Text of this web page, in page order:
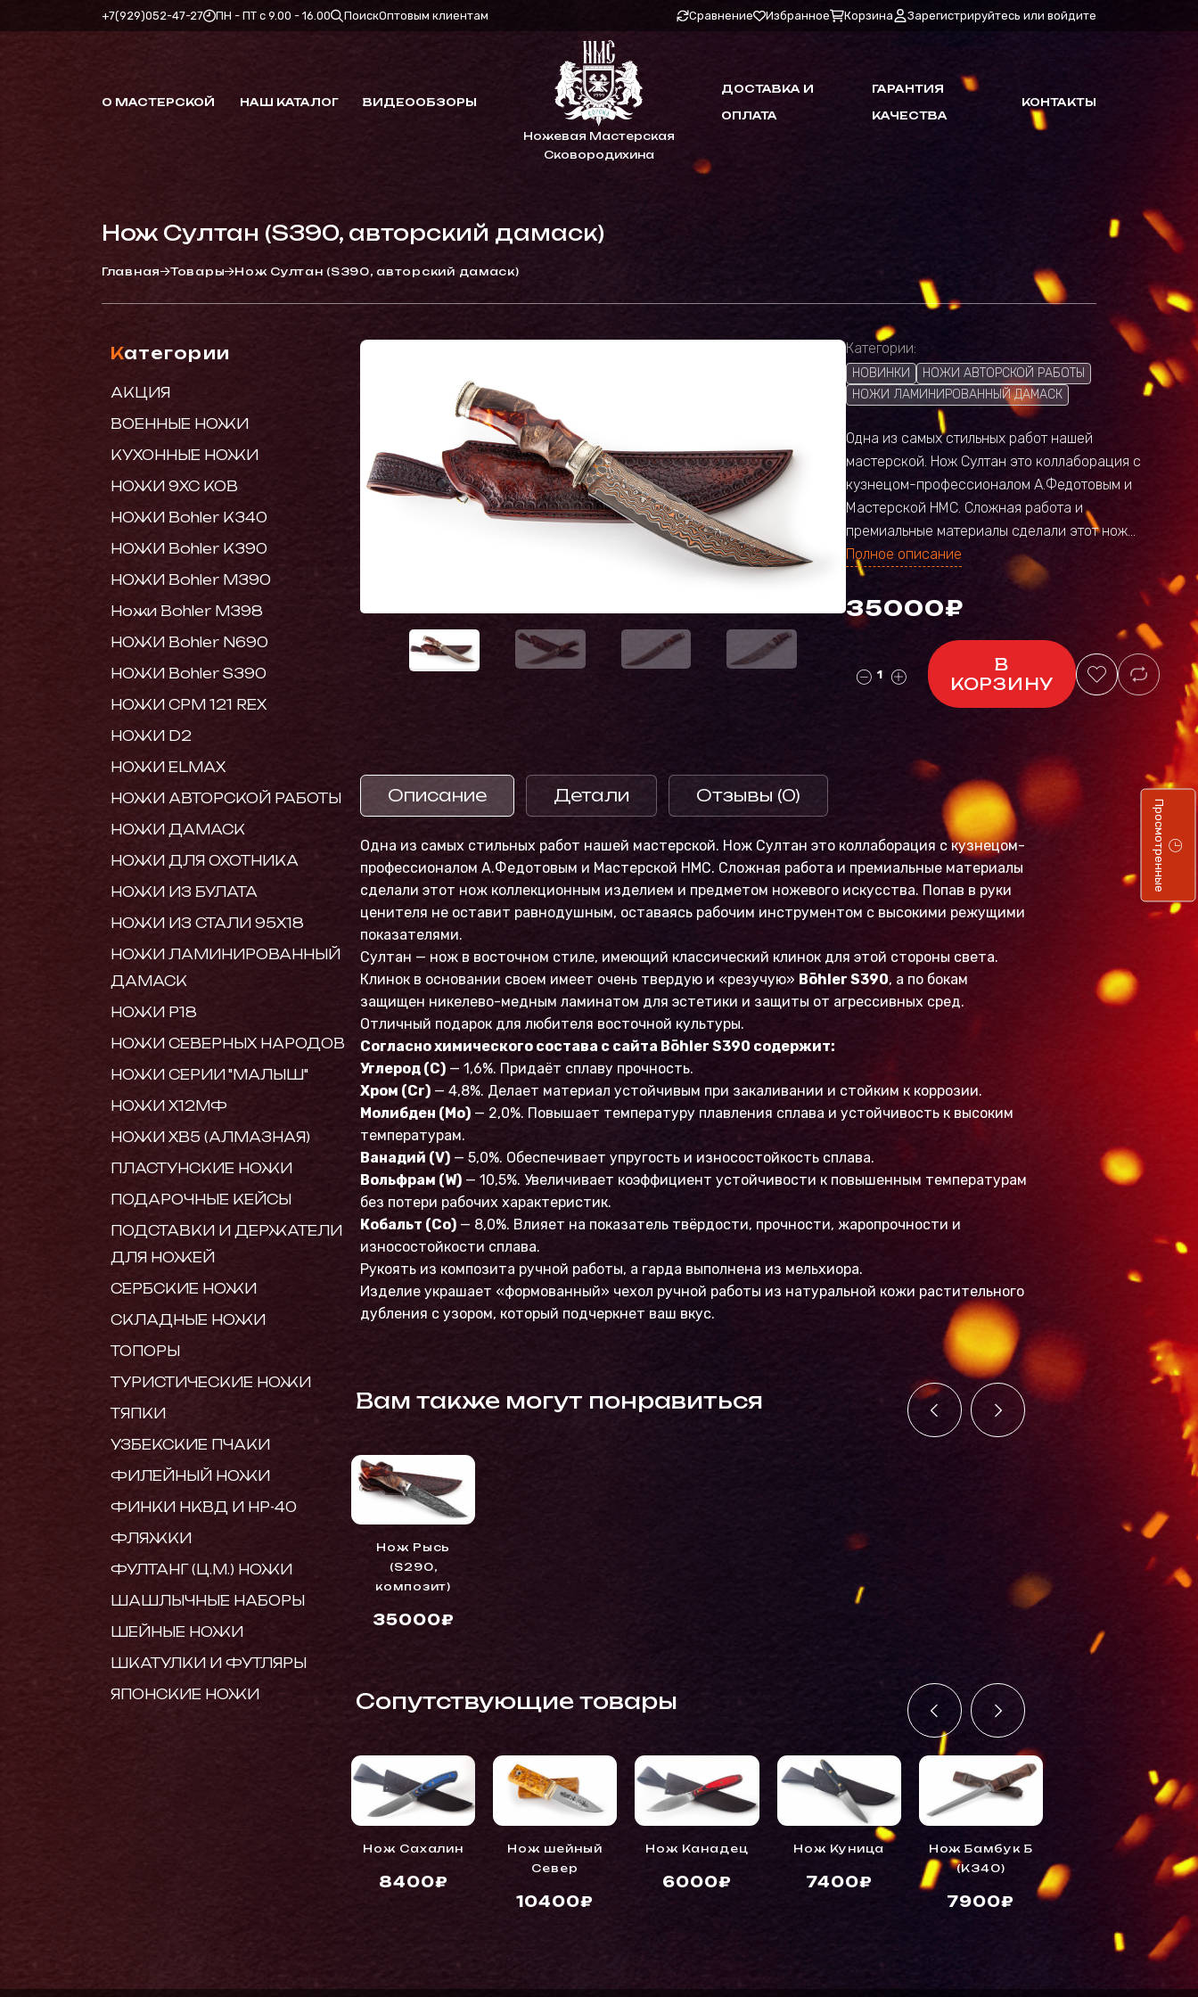
+7(929)052-47-27 ПН - ПТ с 9.00 - 16.00 ПоискОптовым клиентам Сравнение Избранное Корзина Зарегистрируйтесь или войдите
О МАСТЕРСКОЙ НАШ КАТАЛОГ ВИДЕООБЗОРЫ
Ножевая Мастерская
Сковородихина
ДОСТАВКА И
ОПЛАТА
ГАРАНТИЯ
КАЧЕСТВА
КОНТАКТЫ
Нож Султан (S390, авторский дамаск)
Главная Товары Нож Султан (S390, авторский дамаск)
Категории
АКЦИЯ
ВОЕННЫЕ НОЖИ
КУХОННЫЕ НОЖИ
НОЖИ 9ХС КОВ
НОЖИ Bohler K340
НОЖИ Bohler K390
НОЖИ Bohler M390
Ножи Bohler M398
НОЖИ Bohler N690
НОЖИ Bohler S390
НОЖИ CPM 121 REX
НОЖИ D2
НОЖИ ELMAX
НОЖИ АВТОРСКОЙ РАБОТЫ
НОЖИ ДАМАСК
НОЖИ ДЛЯ ОХОТНИКА
НОЖИ ИЗ БУЛАТА
НОЖИ ИЗ СТАЛИ 95Х18
НОЖИ ЛАМИНИРОВАННЫЙ
ДАМАСК
НОЖИ Р18
НОЖИ СЕВЕРНЫХ НАРОДОВ
НОЖИ СЕРИИ "МАЛЫШ"
НОЖИ Х12МФ
НОЖИ ХВ5 (АЛМАЗНАЯ)
ПЛАСТУНСКИЕ НОЖИ
ПОДАРОЧНЫЕ КЕЙСЫ
ПОДСТАВКИ И ДЕРЖАТЕЛИ
ДЛЯ НОЖЕЙ
СЕРБСКИЕ НОЖИ
СКЛАДНЫЕ НОЖИ
ТОПОРЫ
ТУРИСТИЧЕСКИЕ НОЖИ
ТЯПКИ
УЗБЕКСКИЕ ПЧАКИ
ФИЛЕЙНЫЙ НОЖИ
ФИНКИ НКВД И НР-40
ФЛЯЖКИ
ФУЛТАНГ (Ц.М.) НОЖИ
ШАШЛЫЧНЫЕ НАБОРЫ
ШЕЙНЫЕ НОЖИ
ШКАТУЛКИ И ФУТЛЯРЫ
ЯПОНСКИЕ НОЖИ
Категории:
НОВИНКИ
НОЖИ АВТОРСКОЙ РАБОТЫ
НОЖИ ЛАМИНИРОВАННЫЙ ДАМАСК
Одна из самых стильных работ нашей
мастерской. Нож Султан это коллаборация с
кузнецом-профессионалом А.Федотовым и
Мастерской НМС. Сложная работа и
премиальные материалы сделали этот нож...
Полное описание
35000₽
В
КОРЗИНУ
Описание Детали Отзывы (0)
Одна из самых стильных работ нашей мастерской. Нож Султан это коллаборация с кузнецом-
профессионалом А.Федотовым и Мастерской НМС. Сложная работа и премиальные материалы
сделали этот нож коллекционным изделием и предметом ножевого искусства. Попав в руки
ценителя не оставит равнодушным, оставаясь рабочим инструментом с высокими режущими
показателями.
Султан — нож в восточном стиле, имеющий классический клинок для этой стороны света.
Клинок в основании своем имеет очень твердую и «резучую» Böhler S390, а по бокам
защищен никелево-медным ламинатом для эстетики и защиты от агрессивных сред.
Отличный подарок для любителя восточной культуры.
Согласно химического состава с сайта Böhler S390 содержит:
Углерод (C) — 1,6%. Придаёт сплаву прочность.
Хром (Cr) — 4,8%. Делает материал устойчивым при закаливании и стойким к коррозии.
Молибден (Mo) — 2,0%. Повышает температуру плавления сплава и устойчивость к высоким
температурам.
Ванадий (V) — 5,0%. Обеспечивает упругость и износостойкость сплава.
Вольфрам (W) — 10,5%. Увеличивает коэффициент устойчивости к повышенным температурам
без потери рабочих характеристик.
Кобальт (Co) — 8,0%. Влияет на показатель твёрдости, прочности, жаропрочности и
износостойкости сплава.
Рукоять из композита ручной работы, а гарда выполнена из мельхиора.
Изделие украшает «формованный» чехол ручной работы из натуральной кожи растительного
дубления с узором, который подчеркнет ваш вкус.
Вам также могут понравиться
Нож Рысь
(S290,
композит)
35000₽
Cопутствующие товары
Нож Сахалин
8400₽
Нож шейный
Север
10400₽
Нож Канадец
6000₽
Нож Куница
7400₽
Нож Бамбук Б
(K340)
7900₽
Нож Куница
7400₽
Просмотренные